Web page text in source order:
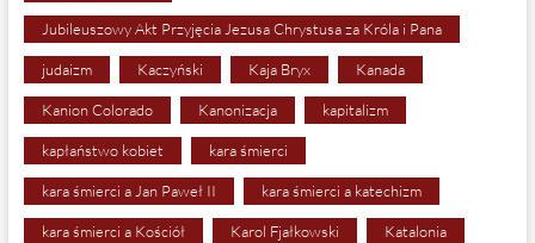
Jubileuszowy Akt Przyjęcia Jezusa Chrystusa za Króla i Pana
judaizm Kaczyński Kaja Bryx Kanada
Kanion Colorado Kanonizacja kapitalizm
kapłaństwo kobiet kara śmierci
kara śmierci a Jan Paweł II kara śmierci a katechizm
kara śmierci a Kościół Karol Fjałkowski Katalonia